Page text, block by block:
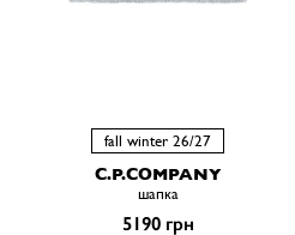
fall winter 26/27
C.P.COMPANY
шапка
5190 грн